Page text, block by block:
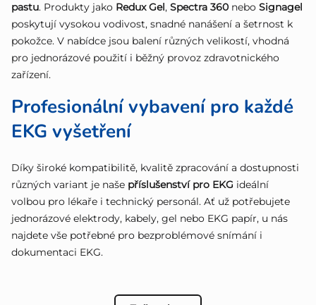
pastu. Produkty jako Redux Gel, Spectra 360 nebo Signagel
poskytují vysokou vodivost, snadné nanášení a šetrnost k
pokožce. V nabídce jsou balení různých velikostí, vhodná
pro jednorázové použití i běžný provoz zdravotnického
zařízení.
Profesionální vybavení pro každé
EKG vyšetření
Díky široké kompatibilitě, kvalitě zpracování a dostupnosti
různých variant je naše příslušenství pro EKG ideální
volbou pro lékaře i technický personál. Ať už potřebujete
jednorázové elektrody, kabely, gel nebo EKG papír, u nás
najdete vše potřebné pro bezproblémové snímání i
dokumentaci EKG.